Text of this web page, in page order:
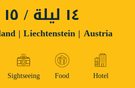
١٤ ليلة / ١٥ يوماً
| Liechtenstein | Austria
Hotel
Food
Sightseeing